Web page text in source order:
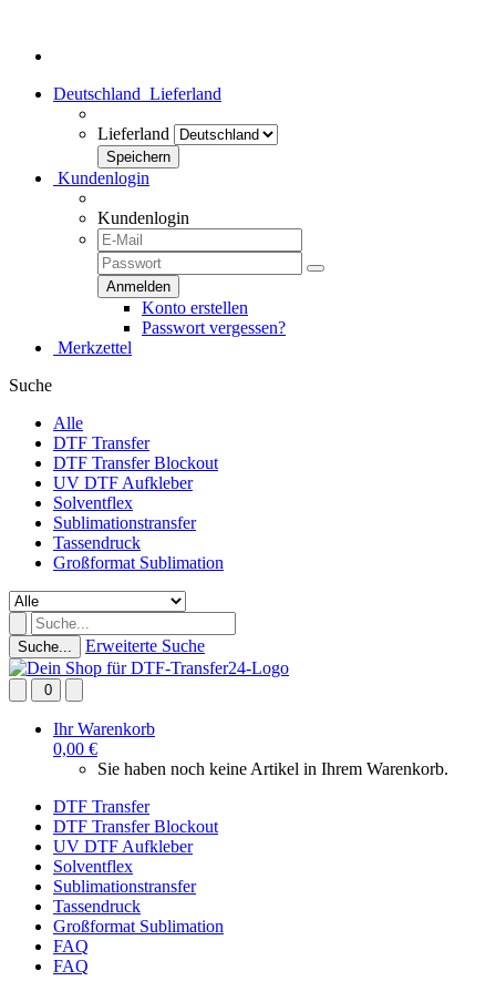
Deutschland Lieferland
Lieferland
Kundenlogin
Kundenlogin
Konto erstellen
Passwort vergessen?
Merkzettel
Suche
Alle
DTF Transfer
DTF Transfer Blockout
UV DTF Aufkleber
Solventflex
Sublimationstransfer
Tassendruck
Großformat Sublimation
Suche... Erweiterte Suche
0
Ihr Warenkorb
0,00 €
Sie haben noch keine Artikel in Ihrem Warenkorb.
DTF Transfer
DTF Transfer Blockout
UV DTF Aufkleber
Solventflex
Sublimationstransfer
Tassendruck
Großformat Sublimation
FAQ
FAQ